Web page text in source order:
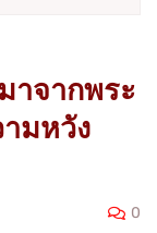
าจากพระ
มหวัง
0